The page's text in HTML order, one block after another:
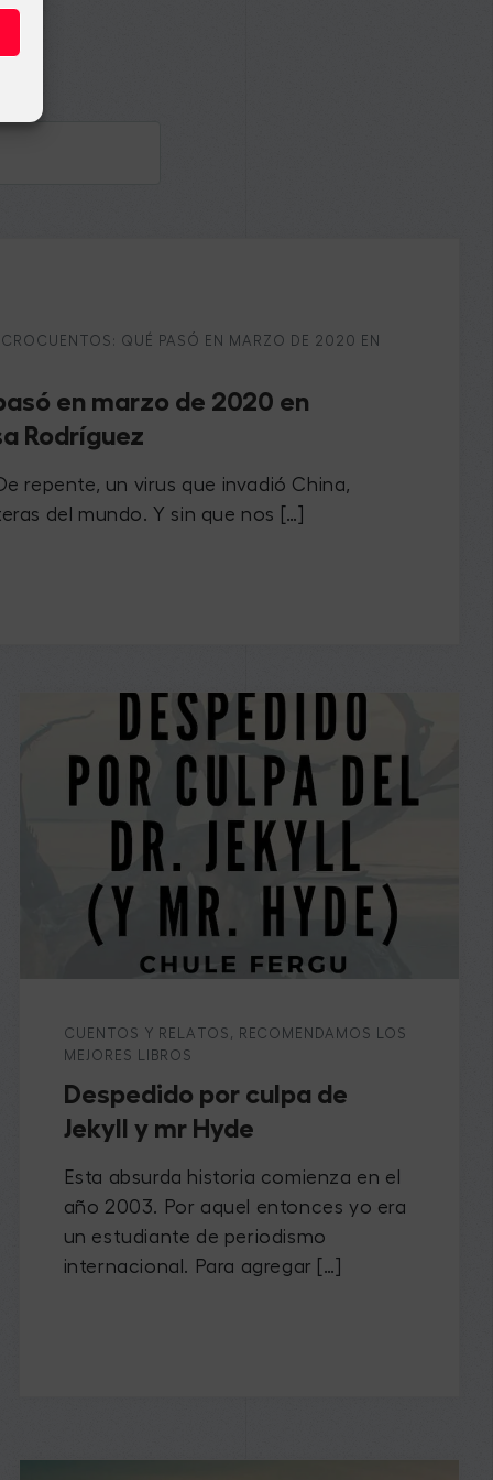
QUÉ PASÓ EN MARZO DE 2020 EN
en marzo de 2020 en
Rodríguez
repente, un virus que invadió China,
del mundo. Y sin que nos […]
CUENTOS Y RELATOS ,
RECOMENDAMOS LOS
MEJORES LIBROS
Despedido por culpa de
Jekyll y mr Hyde
Esta absurda historia comienza en el
año 2003. Por aquel entonces yo era
un estudiante de periodismo
internacional. Para agregar […]